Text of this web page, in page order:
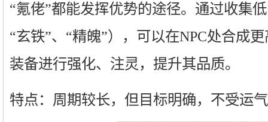
“氪佬”都能发挥优势的途径。通过收集
“玄铁”、“精魄”），可以在NPC处合成
装备进行强化、注灵，提升其品质。
特点：周期较长，但目标明确，不受运